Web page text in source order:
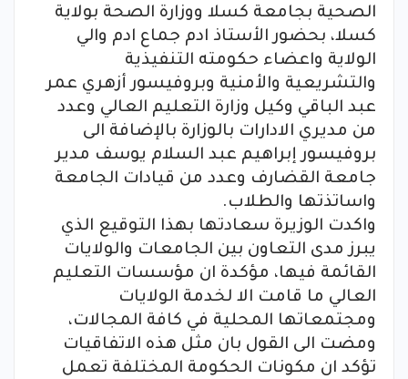
الصحية بجامعة كسلا ووزارة الصحة بولاية
كسلا، بحضور الأستاذ ادم جماع ادم والي
الولاية واعضاء حكومته التنفيذية
والتشريعية والأمنية وبروفيسور أزهري عمر
عبد الباقي وكيل وزارة التعليم العالي وعدد
من مديري الادارات بالوزارة بالإضافة الى
بروفيسور إبراهيم عبد السلام يوسف مدير
جامعة القضارف وعدد من قيادات الجامعة
واساتذتها والطلاب.
واكدت الوزيرة سعادتها بهذا التوقيع الذي
يبرز مدى التعاون بين الجامعات والولايات
القائمة فيها، مؤكدة ان مؤسسات التعليم
العالي ما قامت الا لخدمة الولايات
ومجتمعاتها المحلية في كافة المجالات،
ومضت الى القول بان مثل هذه الاتفاقيات
تؤكد ان مكونات الحكومة المختلفة تعمل